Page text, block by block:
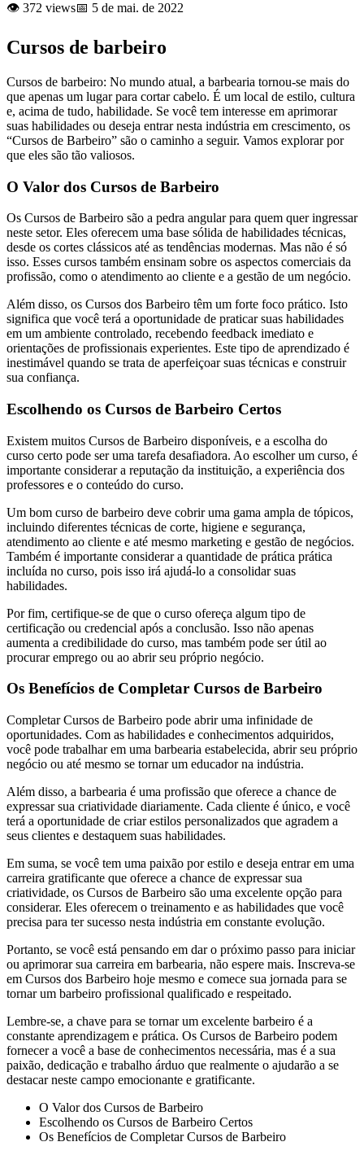
👁️ 372 views📅 5 de mai. de 2022
Cursos de barbeiro
Cursos de barbeiro: No mundo atual, a barbearia tornou-se mais do
que apenas um lugar para cortar cabelo. É um local de estilo, cultura
e, acima de tudo, habilidade. Se você tem interesse em aprimorar
suas habilidades ou deseja entrar nesta indústria em crescimento, os
“Cursos de Barbeiro” são o caminho a seguir. Vamos explorar por
que eles são tão valiosos.
O Valor dos Cursos de Barbeiro
Os Cursos de Barbeiro são a pedra angular para quem quer ingressar
neste setor. Eles oferecem uma base sólida de habilidades técnicas,
desde os cortes clássicos até as tendências modernas. Mas não é só
isso. Esses cursos também ensinam sobre os aspectos comerciais da
profissão, como o atendimento ao cliente e a gestão de um negócio.
Além disso, os Cursos dos Barbeiro têm um forte foco prático. Isto
significa que você terá a oportunidade de praticar suas habilidades
em um ambiente controlado, recebendo feedback imediato e
orientações de profissionais experientes. Este tipo de aprendizado é
inestimável quando se trata de aperfeiçoar suas técnicas e construir
sua confiança.
Escolhendo os Cursos de Barbeiro Certos
Existem muitos Cursos de Barbeiro disponíveis, e a escolha do
curso certo pode ser uma tarefa desafiadora. Ao escolher um curso, é
importante considerar a reputação da instituição, a experiência dos
professores e o conteúdo do curso.
Um bom curso de barbeiro deve cobrir uma gama ampla de tópicos,
incluindo diferentes técnicas de corte, higiene e segurança,
atendimento ao cliente e até mesmo marketing e gestão de negócios.
Também é importante considerar a quantidade de prática prática
incluída no curso, pois isso irá ajudá-lo a consolidar suas
habilidades.
Por fim, certifique-se de que o curso ofereça algum tipo de
certificação ou credencial após a conclusão. Isso não apenas
aumenta a credibilidade do curso, mas também pode ser útil ao
procurar emprego ou ao abrir seu próprio negócio.
Os Benefícios de Completar Cursos de Barbeiro
Completar Cursos de Barbeiro pode abrir uma infinidade de
oportunidades. Com as habilidades e conhecimentos adquiridos,
você pode trabalhar em uma barbearia estabelecida, abrir seu próprio
negócio ou até mesmo se tornar um educador na indústria.
Além disso, a barbearia é uma profissão que oferece a chance de
expressar sua criatividade diariamente. Cada cliente é único, e você
terá a oportunidade de criar estilos personalizados que agradem a
seus clientes e destaquem suas habilidades.
Em suma, se você tem uma paixão por estilo e deseja entrar em uma
carreira gratificante que oferece a chance de expressar sua
criatividade, os Cursos de Barbeiro são uma excelente opção para
considerar. Eles oferecem o treinamento e as habilidades que você
precisa para ter sucesso nesta indústria em constante evolução.
Portanto, se você está pensando em dar o próximo passo para iniciar
ou aprimorar sua carreira em barbearia, não espere mais. Inscreva-se
em Cursos dos Barbeiro hoje mesmo e comece sua jornada para se
tornar um barbeiro profissional qualificado e respeitado.
Lembre-se, a chave para se tornar um excelente barbeiro é a
constante aprendizagem e prática. Os Cursos de Barbeiro podem
fornecer a você a base de conhecimentos necessária, mas é a sua
paixão, dedicação e trabalho árduo que realmente o ajudarão a se
destacar neste campo emocionante e gratificante.
O Valor dos Cursos de Barbeiro
Escolhendo os Cursos de Barbeiro Certos
Os Benefícios de Completar Cursos de Barbeiro